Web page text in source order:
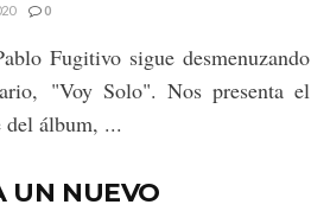
0
Fugitivo sigue desmenuzando
"Voy Solo". Nos presenta el
del álbum, ...
UN NUEVO